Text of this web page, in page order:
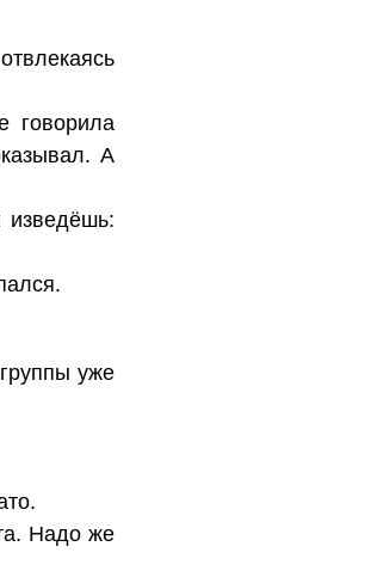
говорила
А
изведёшь:
уже
Надо же